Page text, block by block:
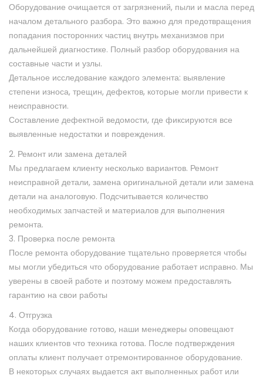
Оборудование очищается от загрязнений, пыли и масла перед
началом детального разбора. Это важно для предотвращения
попадания посторонних частиц внутрь механизмов при
дальнейшей диагностике. Полный разбор оборудования на
составные части и узлы.
Детальное исследование каждого элемента: выявление
степени износа, трещин, дефектов, которые могли привести к
неисправности.
Составление дефектной ведомости, где фиксируются все
выявленные недостатки и повреждения.
2. Ремонт или замена деталей
Мы предлагаем клиенту несколько вариантов. Ремонт
неисправной детали, замена оригинальной детали или замена
детали на аналоговую. Подсчитывается количество
необходимых запчастей и материалов для выполнения
ремонта.
3. Проверка после ремонта
После ремонта оборудование тщательно проверяется чтобы
мы могли убедиться что оборудование работает исправно. Мы
уверены в своей работе и поэтому можем предоставлять
гарантию на свои работы
4. Отгрузка
Когда оборудование готово, наши менеджеры оповещают
наших клиентов что техника готова. После подтверждения
оплаты клиент получает отремонтированное оборудование.
В некоторых случаях выдается акт выполненных работ или